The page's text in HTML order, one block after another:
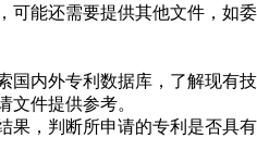
能还需要提供其他文件，如委
内外专利数据库，了解现有技
文件提供参考。
，判断所申请的专利是否具有